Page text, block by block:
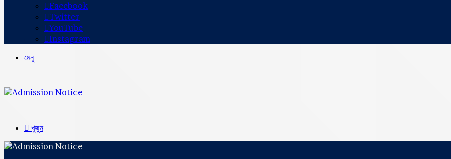
Facebook
Twitter
YouTube
Instagram
মেনু
খুজুন